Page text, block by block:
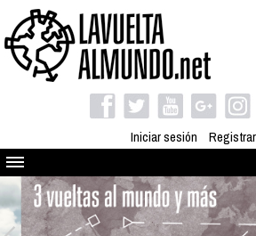
Iniciar sesión
Quienes somos
El proyecto